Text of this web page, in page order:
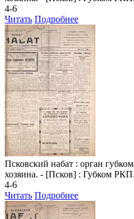
4-6
Читать Подробнее
Псковский набат : орган
хозяина. - [Псков] : Губком
4-6
Читать Подробнее